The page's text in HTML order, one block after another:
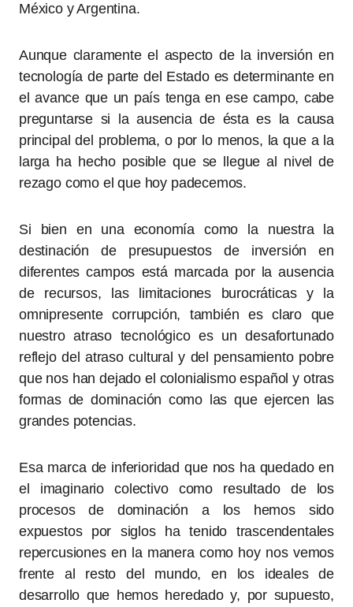
México y Argentina.
Aunque claramente el aspecto de la inversión en
tecnología de parte del Estado es determinante en
el avance que un país tenga en ese campo, cabe
preguntarse si la ausencia de ésta es la causa
principal del problema, o por lo menos, la que a la
larga ha hecho posible que se llegue al nivel de
rezago como el que hoy padecemos.
Si bien en una economía como la nuestra la
destinación de presupuestos de inversión en
diferentes campos está marcada por la ausencia
de recursos, las limitaciones burocráticas y la
omnipresente corrupción, también es claro que
nuestro atraso tecnológico es un desafortunado
reflejo del atraso cultural y del pensamiento pobre
que nos han dejado el colonialismo español y otras
formas de dominación como las que ejercen las
grandes potencias.
Esa marca de inferioridad que nos ha quedado en
el imaginario colectivo como resultado de los
procesos de dominación a los hemos sido
expuestos por siglos ha tenido trascendentales
repercusiones en la manera como hoy nos vemos
frente al resto del mundo, en los ideales de
desarrollo que hemos heredado y, por supuesto,